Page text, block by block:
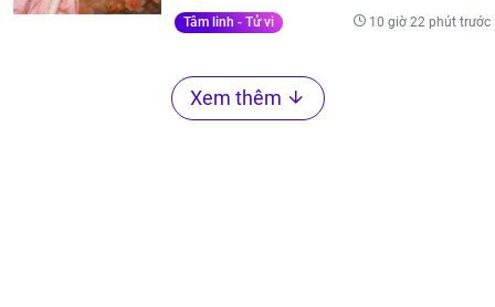
Tâm linh - Tử vi 10 giờ 22 phút trước
Xem thêm